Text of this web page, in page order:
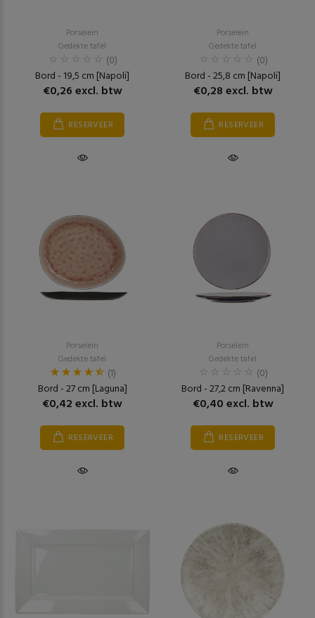
Porselein
Gedekte tafel
(0)
Bord - 19,5 cm [Napoli]
€0,26 excl. btw
RESERVEER
Porselein
Gedekte tafel
(0)
Bord - 25,8 cm [Napoli]
€0,28 excl. btw
RESERVEER
Porselein
Gedekte tafel
(1)
Bord - 27 cm [Laguna]
€0,42 excl. btw
RESERVEER
Porselein
Gedekte tafel
(0)
Bord - 27,2 cm [Ravenna]
€0,40 excl. btw
RESERVEER